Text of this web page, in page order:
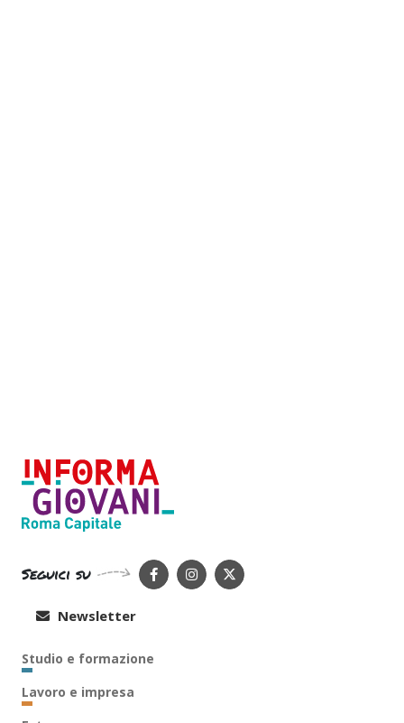
Seguici su
Newsletter
Studio e formazione
Lavoro e impresa